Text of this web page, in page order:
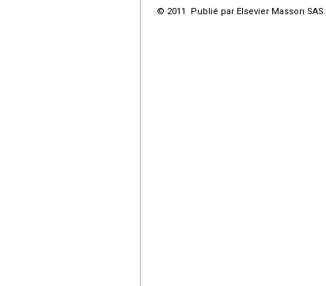
© 2011 Publié par Elsevier Masson SAS.